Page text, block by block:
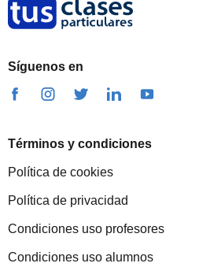
Síguenos en
Términos y condiciones
Política de cookies
Política de privacidad
Condiciones uso profesores
Condiciones uso alumnos